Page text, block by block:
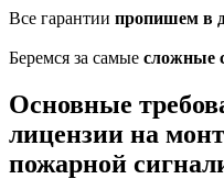
Все гарантии пропишем в
Беремся за самые сложные
Основные
лицензии на
пожарной